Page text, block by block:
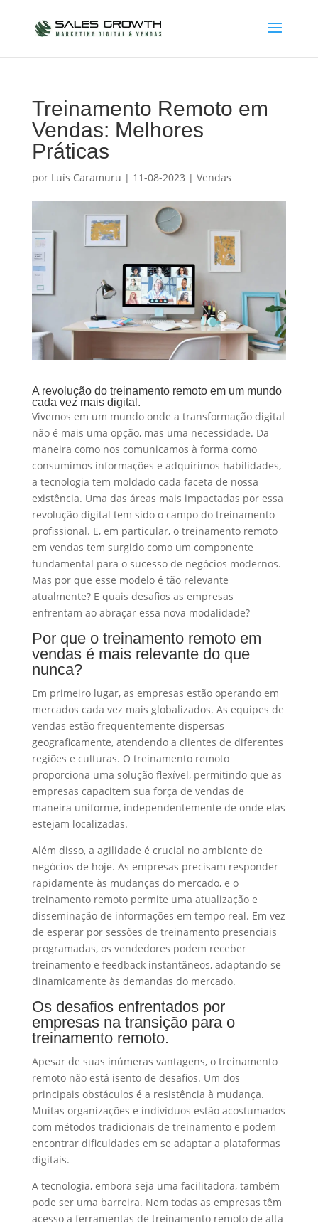
Treinamento Remoto em
Vendas: Melhores
Práticas
por Luís Caramuru | 11-08-2023 | Vendas
A revolução do treinamento remoto em um mundo
cada vez mais digital.
Vivemos em um mundo onde a transformação digital
não é mais uma opção, mas uma necessidade. Da
maneira como nos comunicamos à forma como
consumimos informações e adquirimos habilidades,
a tecnologia tem moldado cada faceta de nossa
existência. Uma das áreas mais impactadas por essa
revolução digital tem sido o campo do treinamento
profissional. E, em particular, o treinamento remoto
em vendas tem surgido como um componente
fundamental para o sucesso de negócios modernos.
Mas por que esse modelo é tão relevante
atualmente? E quais desafios as empresas
enfrentam ao abraçar essa nova modalidade?
Por que o treinamento remoto em
vendas é mais relevante do que
nunca?
Em primeiro lugar, as empresas estão operando em
mercados cada vez mais globalizados. As equipes de
vendas estão frequentemente dispersas
geograficamente, atendendo a clientes de diferentes
regiões e culturas. O treinamento remoto
proporciona uma solução flexível, permitindo que as
empresas capacitem sua força de vendas de
maneira uniforme, independentemente de onde elas
estejam localizadas.
Além disso, a agilidade é crucial no ambiente de
negócios de hoje. As empresas precisam responder
rapidamente às mudanças do mercado, e o
treinamento remoto permite uma atualização e
disseminação de informações em tempo real. Em vez
de esperar por sessões de treinamento presenciais
programadas, os vendedores podem receber
treinamento e feedback instantâneos, adaptando-se
dinamicamente às demandas do mercado.
Os desafios enfrentados por
empresas na transição para o
treinamento remoto.
Apesar de suas inúmeras vantagens, o treinamento
remoto não está isento de desafios. Um dos
principais obstáculos é a resistência à mudança.
Muitas organizações e indivíduos estão acostumados
com métodos tradicionais de treinamento e podem
encontrar dificuldades em se adaptar a plataformas
digitais.
A tecnologia, embora seja uma facilitadora, também
pode ser uma barreira. Nem todas as empresas têm
acesso a ferramentas de treinamento remoto de alta